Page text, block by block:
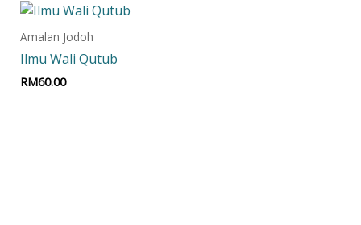
Amalan Jodoh
Ilmu Wali Qutub
RM60.00